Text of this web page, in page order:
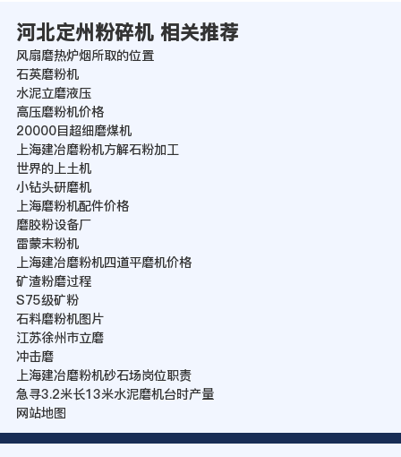
河北定州粉碎机 相关推荐
风扇磨热炉烟所取的位置
石英磨粉机
水泥立磨液压
高压磨粉机价格
20000目超细磨煤机
上海建冶磨粉机方解石粉加工
世界的上土机
小钻头研磨机
上海磨粉机配件价格
磨胶粉设备厂
雷蒙末粉机
上海建冶磨粉机四道平磨机价格
矿渣粉磨过程
S75级矿粉
石料磨粉机图片
江苏徐州市立磨
冲击磨
上海建冶磨粉机砂石场岗位职责
急寻3.2米长13米水泥磨机台时产量
网站地图